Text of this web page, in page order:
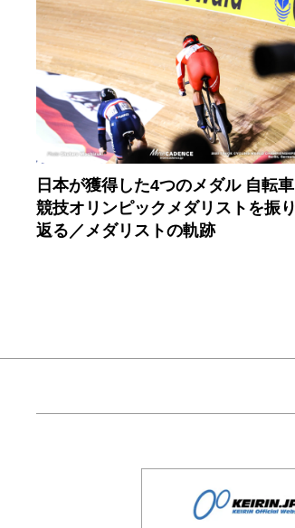
日本が獲得した4つのメダル 自転車
競技オリンピックメダリストを振り
返る／メダリストの軌跡